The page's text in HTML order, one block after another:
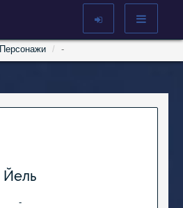
Персонажи -
Йель
-